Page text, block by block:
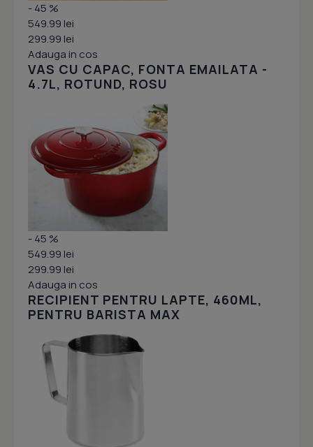
- 45 %
549.99 lei
299.99 lei
Adauga in cos
VAS CU CAPAC, FONTA EMAILATA -
4.7L, ROTUND, ROSU
- 45 %
549.99 lei
299.99 lei
Adauga in cos
RECIPIENT PENTRU LAPTE, 460ML,
PENTRU BARISTA MAX